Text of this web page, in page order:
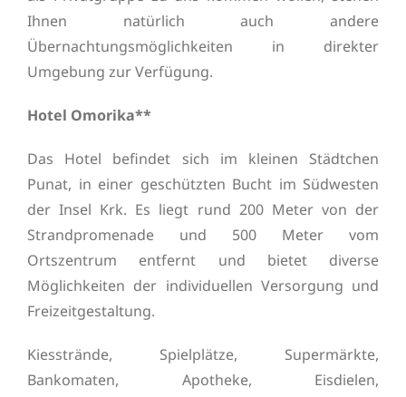
Ihnen natürlich auch andere
Übernachtungsmöglichkeiten in direkter
Umgebung zur Verfügung.
Hotel Omorika**
Das Hotel befindet sich im kleinen Städtchen
Punat, in einer geschützten Bucht im Südwesten
der Insel Krk. Es liegt rund 200 Meter von der
Strandpromenade und 500 Meter vom
Ortszentrum entfernt und bietet diverse
Möglichkeiten der individuellen Versorgung und
Freizeitgestaltung.
Kiesstrände, Spielplätze, Supermärkte,
Bankomaten, Apotheke, Eisdielen,